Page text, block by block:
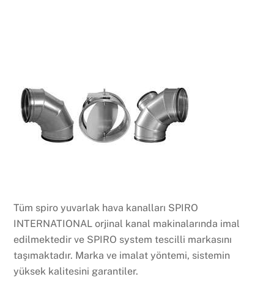
Tüm spiro yuvarlak hava kanalları SPIRO
INTERNATIONAL orjinal kanal makinalarında imal
edilmektedir ve SPIRO system tescilli markasını
taşımaktadır. Marka ve imalat yöntemi, sistemin
yüksek kalitesini garantiler.